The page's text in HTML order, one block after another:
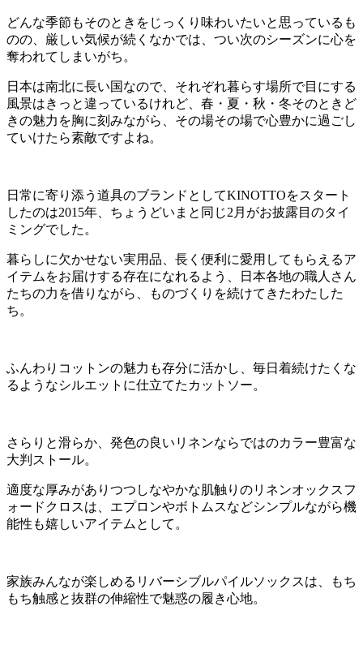
どんな季節もそのときをじっくり味わいたいと思っているも
のの、厳しい気候が続くなかでは、つい次のシーズンに心を
奪われてしまいがち。
日本は南北に長い国なので、それぞれ暮らす場所で目にする
風景はきっと違っているけれど、春・夏・秋・冬そのときど
きの魅力を胸に刻みながら、その場その場で心豊かに過ごし
ていけたら素敵ですよね。
日常に寄り添う道具のブランドとしてKINOTTOをスタート
したのは2015年、ちょうどいまと同じ2月がお披露目のタイ
ミングでした。
暮らしに欠かせない実用品、長く便利に愛用してもらえるア
イテムをお届けする存在になれるよう、日本各地の職人さん
たちの力を借りながら、ものづくりを続けてきたわたした
ち。
ふんわりコットンの魅力も存分に活かし、毎日着続けたくな
るようなシルエットに仕立てたカットソー。
さらりと滑らか、発色の良いリネンならではのカラー豊富な
大判ストール。
適度な厚みがありつつしなやかな肌触りのリネンオックスフ
ォードクロスは、エプロンやボトムスなどシンプルながら機
能性も嬉しいアイテムとして。
家族みんなが楽しめるリバーシブルパイルソックスは、もち
もち触感と抜群の伸縮性で魅惑の履き心地。